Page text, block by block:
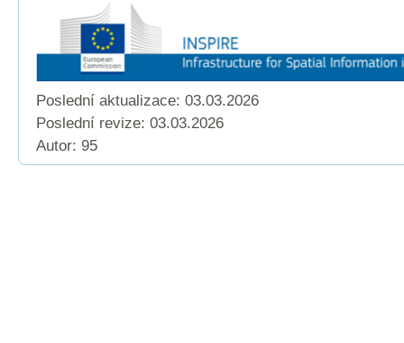
Poslední aktualizace: 03.03.2026
Poslední revize: 03.03.2026
Autor: 95